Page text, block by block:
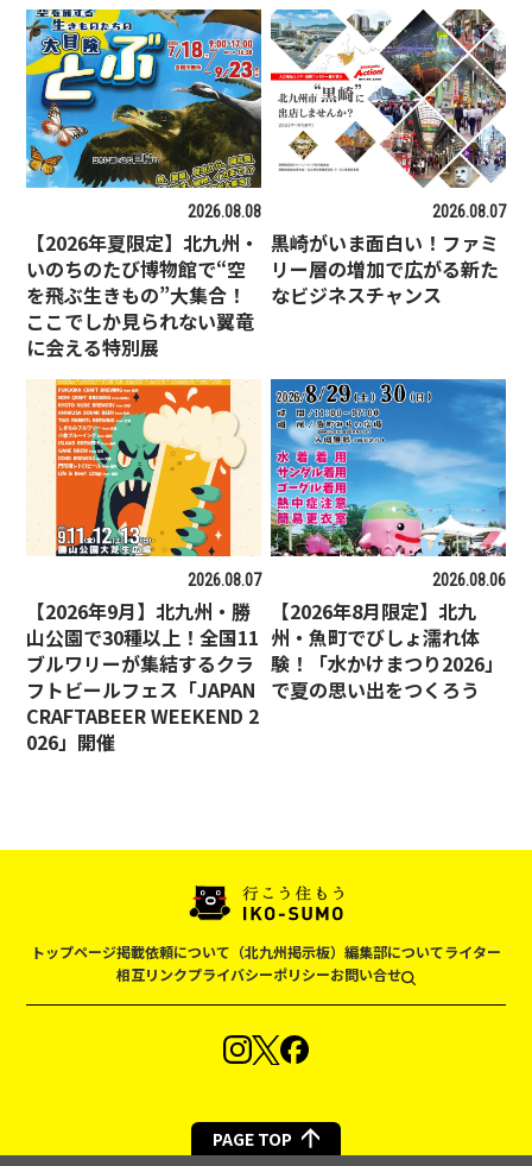
2026.08.08
【2026年夏限定】北九州・
いのちのたび博物館で“空
を飛ぶ生きもの”大集合！
ここでしか見られない翼竜
に会える特別展
2026.08.07
黒崎がいま面白い！ファミ
リー層の増加で広がる新た
なビジネスチャンス
2026.08.07
【2026年9月】北九州・勝
山公園で30種以上！全国11
ブルワリーが集結するクラ
フトビールフェス「JAPAN
CRAFTABEER WEEKEND 2
026」開催
2026.08.06
【2026年8月限定】北九
州・魚町でびしょ濡れ体
験！「水かけまつり2026」
で夏の思い出をつくろう
トップページ掲載依頼について（北九州掲示板） 編集部についてライター
相互リンクプライバシーポリシーお問い合せ
PAGE TOP